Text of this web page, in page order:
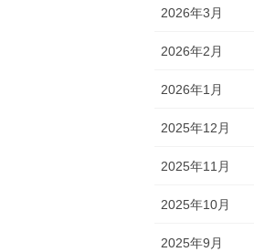
2026年3月
2026年2月
2026年1月
2025年12月
2025年11月
2025年10月
2025年9月